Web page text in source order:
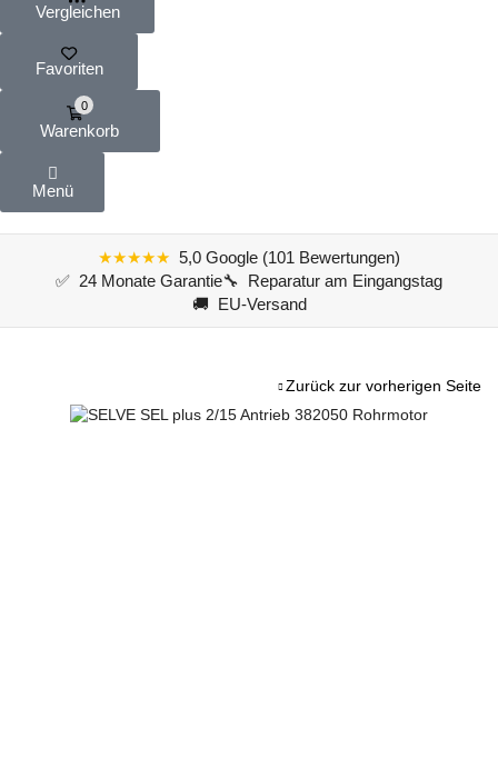
Vergleichen
Favoriten
0
Warenkorb
Menü
★★★★★ 5,0 Google (101 Bewertungen)
✅ 24 Monate Garantie🔧 Reparatur am Eingangstag
🚚 EU-Versand
Zurück zur vorherigen Seite